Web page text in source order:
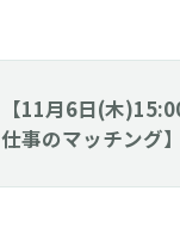
【11月6日(木
仕事のマッチング